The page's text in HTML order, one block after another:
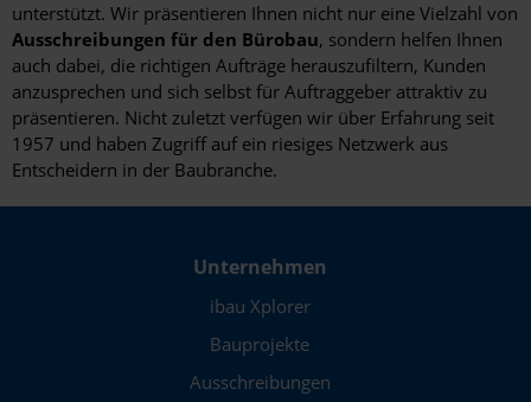
Solingen
Stendal
Stolberg
Stralsund
Straubing
unterstützt. Wir präsentieren Ihnen nicht nur eine Vielzahl von
Ausschreibungen für den Bürobau, sondern helfen Ihnen
auch dabei, die richtigen Aufträge herauszufiltern, Kunden
anzusprechen und sich selbst für Auftraggeber attraktiv zu
präsentieren. Nicht zuletzt verfügen wir über Erfahrung seit
1957 und haben Zugriff auf ein riesiges Netzwerk aus
Entscheidern in der Baubranche.
Unternehmen
ibau Xplorer
Bauprojekte
Ausschreibungen